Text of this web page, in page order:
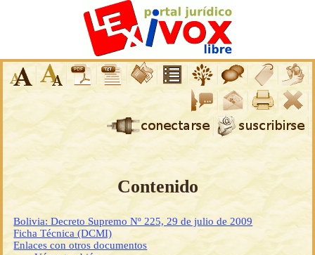
Contenido
Bolivia: Decreto Supremo Nº 225, 29 de julio de 2009
Ficha Técnica (DCMI)
Enlaces con otros documentos